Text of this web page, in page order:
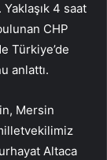
Yaklaşık 4 saat
CHP
Türkiye’de
anlattı.
Mersin
Altaca